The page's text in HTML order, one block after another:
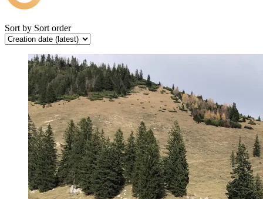
Sort by Sort order